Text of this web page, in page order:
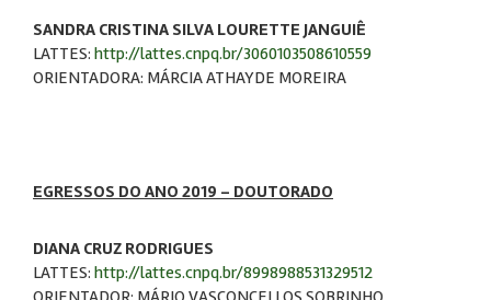
SANDRA CRISTINA SILVA LOURETTE JANGUIÊ
LATTES: http://lattes.cnpq.br/3060103508610559
ORIENTADORA: MÁRCIA ATHAYDE MOREIRA
EGRESSOS DO ANO 2019 - DOUTORADO
DIANA CRUZ RODRIGUES
LATTES: http://lattes.cnpq.br/8998988531329512